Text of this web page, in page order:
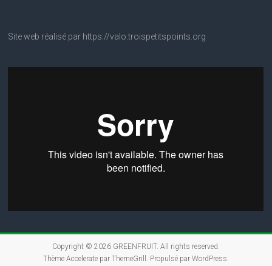
Site web réalisé par https://valo.troispetitspoints.org
Copyright © 2026 GREENFRUIT. All rights reserved.
Thème Acceleratepar ThemeGrill. Propulsé par WordPress